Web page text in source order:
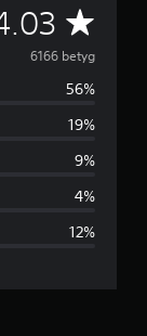
G
e
n
o
m
s
i
6166 betyg
56%
19%
9%
4%
12%